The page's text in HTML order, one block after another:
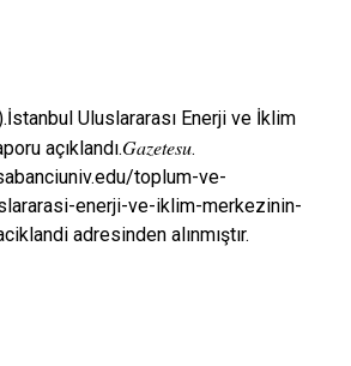
Uluslararası Enerji ve İklim
açıklandı.Gazetesu.
toplum-ve-
enerji-ve-iklim-merkezinin-
adresinden alınmıştır.